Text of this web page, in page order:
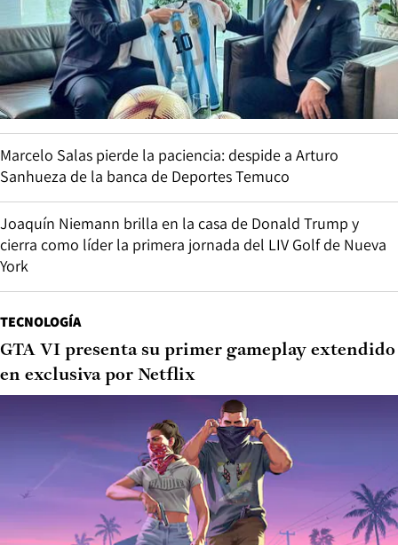
Marcelo Salas pierde la paciencia: despide a Arturo
Sanhueza de la banca de Deportes Temuco
Joaquín Niemann brilla en la casa de Donald Trump y
cierra como líder la primera jornada del LIV Golf de Nueva
York
TECNOLOGÍA
GTA VI presenta su primer gameplay extendido
en exclusiva por Netflix